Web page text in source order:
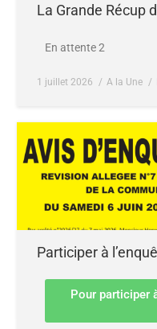
La Grande Récup
En attente 2
1 juillet 2026 A la Une
Participer à
Pour participer